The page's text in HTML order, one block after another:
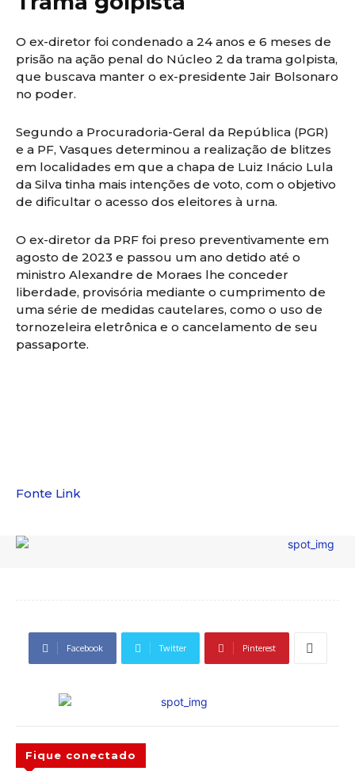
O ex-diretor foi condenado a 24 anos e 6 meses de
prisão na ação penal do Núcleo 2 da trama golpista,
que buscava manter o ex-presidente Jair Bolsonaro
no poder.
Segundo a Procuradoria-Geral da República (PGR)
e a PF, Vasques determinou a realização de blitzes
em localidades em que a chapa de Luiz Inácio Lula
da Silva tinha mais intenções de voto, com o objetivo
de dificultar o acesso dos eleitores à urna.
O ex-diretor da PRF foi preso preventivamente em
agosto de 2023 e passou um ano detido até o
ministro Alexandre de Moraes lhe conceder
liberdade, provisória mediante o cumprimento de
uma série de medidas cautelares, como o uso de
tornozeleira eletrônica e o cancelamento de seu
passaporte.
Fonte Link
Facebook Twitter Pinterest
Fique conectado